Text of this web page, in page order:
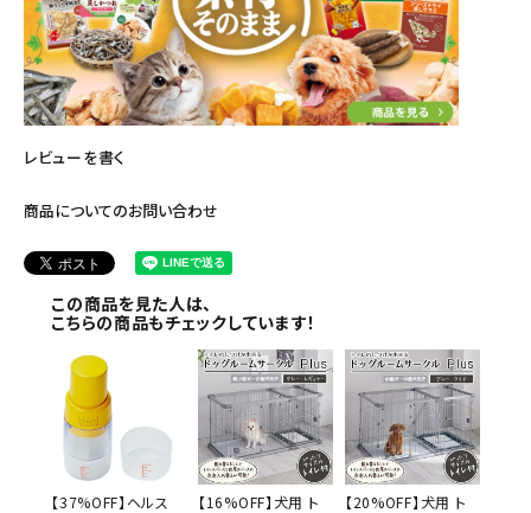
レビューを書く
商品についてのお問い合わせ
この商品を見た人は、
こちらの商品もチェックしています！
【37%OFF】ヘルス
【16%OFF】犬用 ト
【20%OFF】犬用 ト